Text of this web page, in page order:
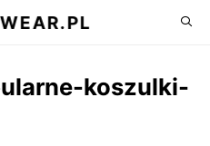
koszulki-